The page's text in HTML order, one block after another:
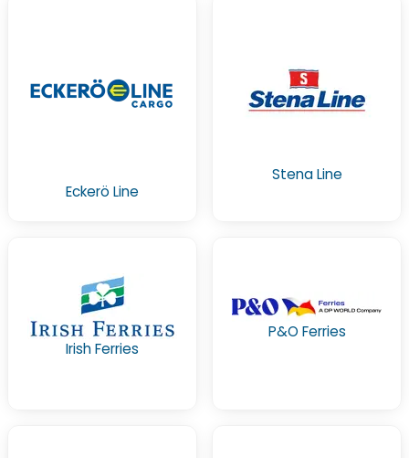
Eckerö Line
Stena Line
Irish Ferries
P&O Ferries